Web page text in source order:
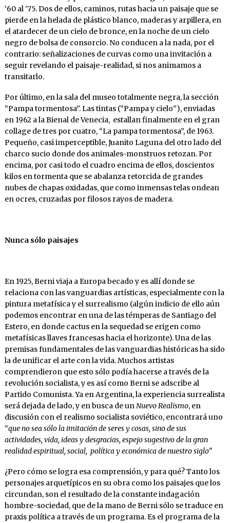
‘60 al ‘75. Dos de ellos, caminos, rutas hacia un paisaje que se
pierde en la helada de plástico blanco, maderas y arpillera, en
el atardecer de un cielo de bronce, en la noche de un cielo
negro de bolsa de consorcio. No conducen a la nada, por el
contrario: señalizaciones de curvas como una invitación a
seguir revelando el paisaje-realidad, si nos animamos a
transitarlo.
Por último, en la sala del museo totalmente negra, la sección
“Pampa tormentosa”. Las tintas (“Pampa y cielo”), enviadas
en 1962 a la Bienal de Venecia, estallan finalmente en el gran
collage de tres por cuatro, “La pampa tormentosa”, de 1963.
Pequeño, casi imperceptible, Juanito Laguna del otro lado del
charco sucio donde dos animales-monstruos retozan. Por
encima, por casi todo el cuadro encima de ellos, doscientos
kilos en tormenta que se abalanza retorcida de grandes
nubes de chapas oxidadas, que como inmensas telas ondean
en ocres, cruzadas por filosos rayos de madera.
Nunca sólo paisajes
En 1925, Berni viaja a Europa becado y es allí donde se
relaciona con las vanguardias artísticas, especialmente con la
pintura metafísica y el surrealismo (algún indicio de ello aún
podemos encontrar en una de las témperas de Santiago del
Estero, en donde cactus en la sequedad se erigen como
metafísicas llaves francesas hacia el horizonte). Una de las
premisas fundamentales de las vanguardias históricas ha sido
la de unificar el arte con la vida. Muchos artistas
comprendieron que esto sólo podía hacerse a través de la
revolución socialista, y es así como Berni se adscribe al
Partido Comunista. Ya en Argentina, la experiencia surrealista
será dejada de lado, y en busca de unNuevo Realismo, en
discusión con el realismo socialista soviético, encontrará uno
“que no sea sólo la imitación de seres y cosas, sino de sus
actividades, vida, ideas y desgracias, espejo sugestivo de la gran
realidad espiritual, social, política y económica de nuestro siglo”
¿Pero cómo se logra esa comprensión, y para qué? Tanto los
personajes arquetípicos en su obra como los paisajes que los
circundan, son el resultado de la constante indagación
hombre-sociedad, que de la mano de Berni sólo se traduce en
praxis política a través de un programa. Es el programa de la